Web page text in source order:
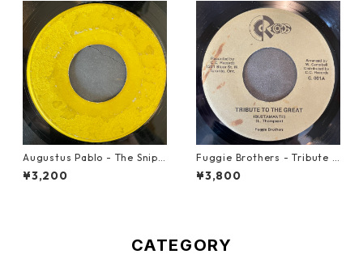
Augustus Pablo - The Snipe
r【7-21945】
¥3,200
Fuggie Brothers - Tribute T
o The Great【7-21765】
¥3,800
CATEGORY